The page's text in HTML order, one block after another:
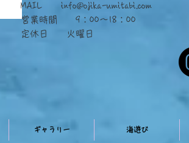
​MAIL info@ojika-umitabi.com
営業時間 9：00～18：00
定休日 火曜日
ギャラリー 海遊び